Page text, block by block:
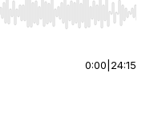
Home/End to jump to
0:00 24:15